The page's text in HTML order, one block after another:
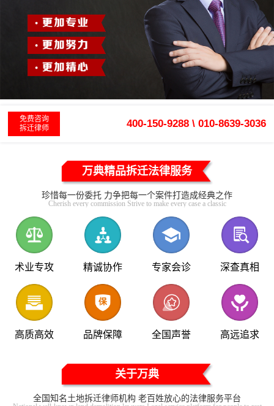
免费咨询
拆迁律师
400-150-9288 \ 010-8639-3036
万典精品拆迁法律服务
珍惜每一份委托 力争把每一个案件打造成经典之作
Cherish every commission Strive to make every case a classic
术业专攻 精诚协作 专家会诊 深查真相
高质高效 品牌保障 全国声誉 高远追求
关于万典
全国知名土地拆迁律师机构 老百姓放心的法律服务平台